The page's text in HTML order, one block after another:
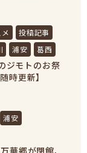
投稿記事
浦安 葛西
ジモトのお祭
時更新】
浦安
華郷が閉館、